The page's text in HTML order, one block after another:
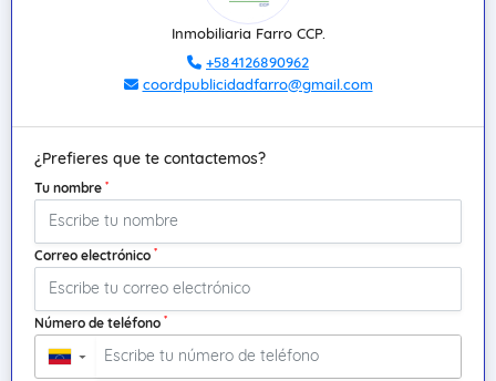
Inmobiliaria Farro CCP.
+584126890962
coordpublicidadfarro@gmail.com
¿Prefieres que te contactemos?
Tu nombre *
Correo electrónico *
Número de teléfono *
▼